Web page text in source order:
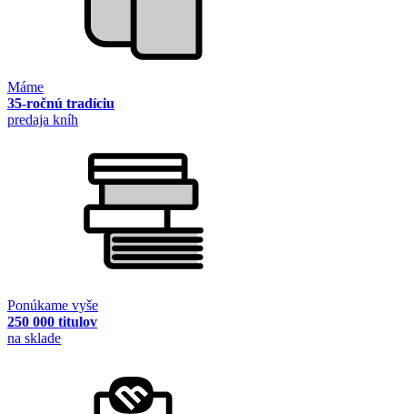
Máme
35-ročnú tradíciu
predaja kníh
Ponúkame vyše
250 000 titulov
na sklade